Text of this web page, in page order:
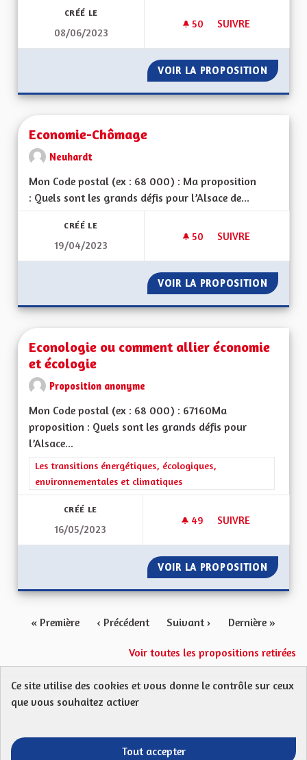
CRÉÉ LE
08/06/2023
50 50 ABONNÉS
SUIVRE
VOIR LA PROPOSITION
Economie-Chômage
Neuhardt
Mon Code postal (ex : 68 000) : Ma proposition
: Quels sont les grands défis pour l’Alsace de...
CRÉÉ LE
19/04/2023
50 50 ABONNÉS
SUIVRE
VOIR LA PROPOSITION
Econologie ou comment allier économie
et écologie
Proposition anonyme
Mon Code postal (ex : 68 000) : 67160Ma
proposition : Quels sont les grands défis pour
l’Alsace...
Filtrer les résultats de la catégorie : Les transitions
Les transitions énergétiques, écologiques,
environnementales et climatiques
CRÉÉ LE
16/05/2023
49 49 ABONNÉS
SUIVRE
VOIR LA PROPOSITION
« Première ‹ Précédent Suivant › Dernière »
Voir toutes les propositions retirées
Protection des Données
Télécharger les fichiers Open Data
Ce site utilise des cookies et vous donne le contrôle sur ceux
que vous souhaitez activer
Tout accepter